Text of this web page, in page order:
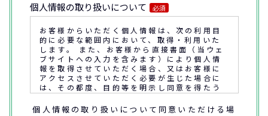
個人情報の取り扱いについて 必須
お客様からいただく個人情報は、次の利用目
的に必要な範囲内において、取得・利用いた
します。 また、お客様から直接書面（当ウェ
ブサイトへの入力を含みます）により個人情
報を取得させていただく場合、又はお客様に
アクセスさせていただく必要が生じた場合に
は、その都度、目的等を明示し同意を得たう
えで取得又はアクセスさせていただきます。
個人情報の取り扱いについて同意いただける場